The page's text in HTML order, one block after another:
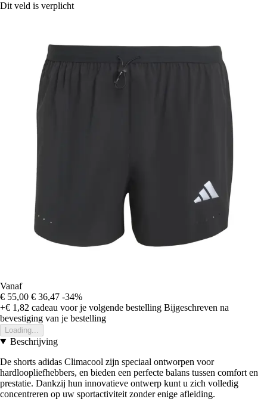
Dit veld is verplicht
Vanaf
€ 55,00 € 36,47 -34%
+€ 1,82 cadeau voor je volgende bestelling Bijgeschreven na
bevestiging van je bestelling
Loading...
Beschrijving
De shorts adidas Climacool zijn speciaal ontworpen voor
hardloopliefhebbers, en bieden een perfecte balans tussen comfort en
prestatie. Dankzij hun innovatieve ontwerp kunt u zich volledig
concentreren op uw sportactiviteit zonder enige afleiding.